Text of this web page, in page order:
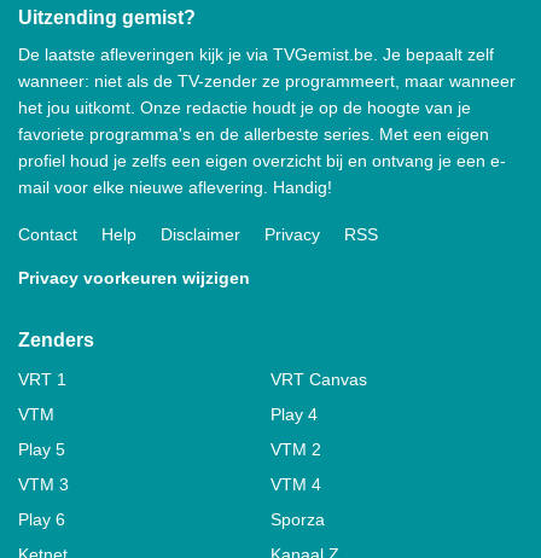
Uitzending gemist?
De laatste afleveringen kijk je via TVGemist.be. Je bepaalt zelf
wanneer: niet als de TV-zender ze programmeert, maar wanneer
het jou uitkomt. Onze redactie houdt je op de hoogte van je
favoriete programma's en de allerbeste series. Met een eigen
profiel houd je zelfs een eigen overzicht bij en ontvang je een e-
mail voor elke nieuwe aflevering. Handig!
Contact Help Disclaimer Privacy RSS
Privacy voorkeuren wijzigen
Zenders
VRT 1
VRT Canvas
VTM
Play 4
Play 5
VTM 2
VTM 3
VTM 4
Play 6
Sporza